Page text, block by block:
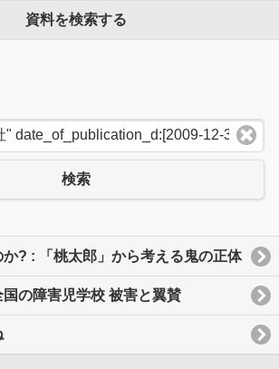
資料を検索する
検索
? : 「桃太郎」から考える鬼の正体
の障害児学校 被害と翼賛